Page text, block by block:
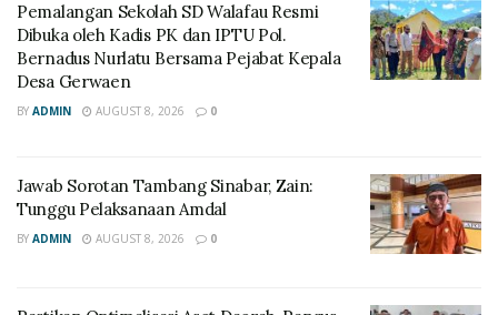
Pemalangan Sekolah SD Walafau Resmi
Dibuka oleh Kadis PK dan IPTU Pol.
Bernadus Nurlatu Bersama Pejabat Kepala
Desa Gerwaen
BY ADMIN AUGUST 8, 2026 0
Jawab Sorotan Tambang Sinabar, Zain:
Tunggu Pelaksanaan Amdal
BY ADMIN AUGUST 8, 2026 0